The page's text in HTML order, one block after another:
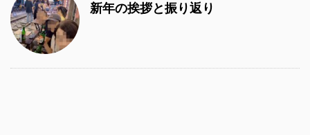
新年の挨拶と振り返り